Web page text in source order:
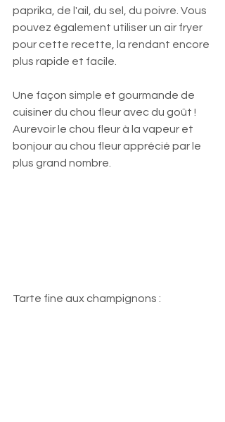
paprika, de l'ail, du sel, du poivre. Vous
pouvez également utiliser un air fryer
pour cette recette, la rendant encore
plus rapide et facile.
Une façon simple et gourmande de
cuisiner du chou fleur avec du goût !
Aurevoir le chou fleur à la vapeur et
bonjour au chou fleur apprécié par le
plus grand nombre.
Tarte fine aux champignons :